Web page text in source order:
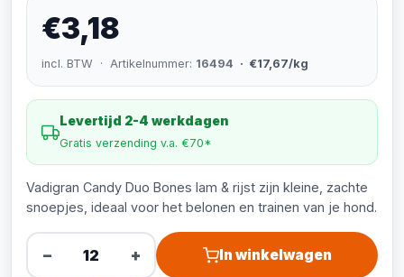
€3,18
incl. BTW · Artikelnummer: 16494 · €17,67/kg
Levertijd 2-4 werkdagen
Gratis verzending v.a. €70*
Vadigran Candy Duo Bones lam & rijst zijn kleine, zachte
snoepjes, ideaal voor het belonen en trainen van je hond.
− + In winkelwagen